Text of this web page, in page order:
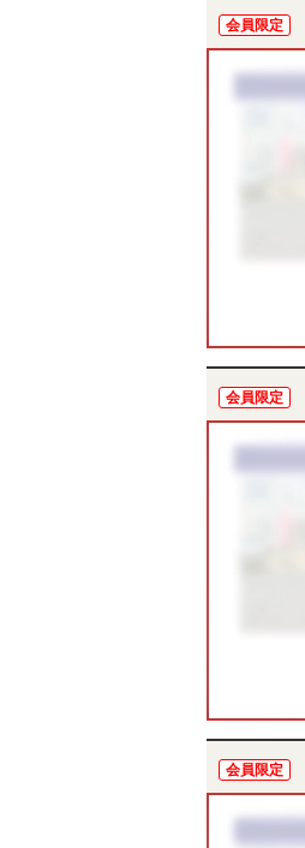
会員限定
会員限定
会員限定